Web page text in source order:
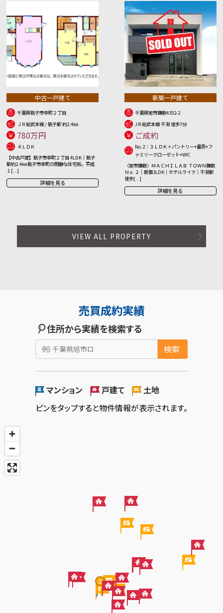
中古一戸建て
千葉県銚子市幸町２丁目
ＪＲ総武本線 / 銚子駅 約2.4㎞
780万円
４ＬＤＫ
【中古戸建】銚子市幸町２丁目 4LDK｜銚子
駅約2.4㎞ 銚子市幸町の閑静な住宅街。平成
１[...]
詳細を見る
新築一戸建て
千葉県旭市鎌数4352-2
JＲ総武本線 干潟 徒歩7分
ご成約
No.2：３ＬＤＫ＋パントリー+書斎+フ
ァミリークローゼット+WIC
〈旭市鎌数〉ＭＡＣＨＩＬＡＢ ＴＯＷＮ鎌数
Ｎｏ.２｜新築3LDK｜ホテルライク｜干潟駅
徒歩[...]
詳細を見る
VIEW ALL PROPERTY